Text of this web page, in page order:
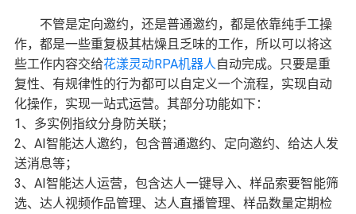
不管是定向邀约，还是普通邀约，都是依靠纯手工操
作，都是一些重复极其枯燥且乏味的工作，所以可以将这
些工作内容交给花漾灵动RPA机器人 自动完成。只要是重
复性、有规律性的行为都可以自定义一个流程，实现自动
化操作，实现一站式运营。其部分功能如下：
1、多实例指纹分身防关联；
2、AI智能达人邀约，包含普通邀约、定向邀约、给达人发
送消息等；
3、AI智能达人运营，包含达人一键导入、样品索要智能筛
选、达人视频作品管理、达人直播管理、样品数量定期检